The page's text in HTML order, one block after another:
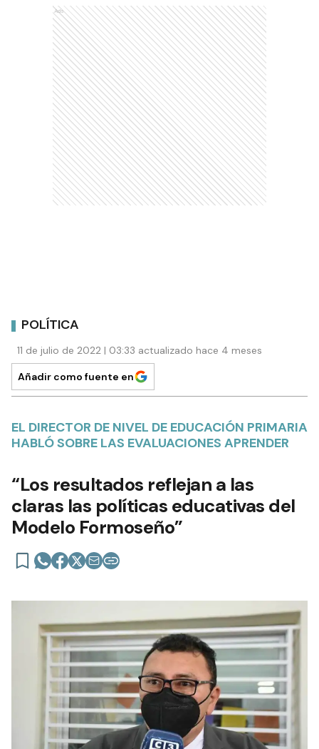
Ads
POLÍTICA
11 de julio de 2022 | 03:33 actualizado hace 4 meses
Añadir como fuente en
EL DIRECTOR DE NIVEL DE EDUCACIÓN PRIMARIA
HABLÓ SOBRE LAS EVALUACIONES APRENDER
“Los resultados reflejan a las
claras las políticas educativas del
Modelo Formoseño”